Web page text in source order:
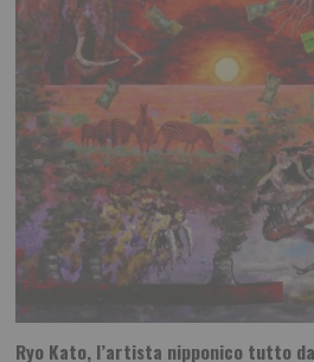
Ryo Kato, l’artista nipponico tutto